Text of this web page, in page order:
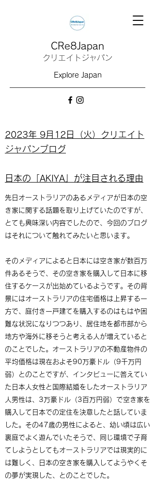
Explore Japan
CRe8Japan
クリエイトジャパン
2023年 9月12日（火）クリエイト
ジャパンブログ
日本の「AKIYA」が注目される理由
先日オーストラリアのあるメディアが日本の空
き家に関する話題を取り上げていたのですが、
とても興味深い内容でしたので、今回のブログ
はそれについて触れてみたいと思います。
そのメディアによると日本には空き家が数百万
件あるそうで、その空き家を購入して日本に移
住するケースが出始めているようです。その背
景にはオーストラリアの住宅価格は上昇する一
方で、庭付き一戸建てを購入するのはもはや困
難な状況になりつつあり、居住地を都市部から
地方や海外に移そうと考える人が増えていると
のことでした。オーストラリアの不動産物件の
平均価格は現在およそ90万豪ドル（9千万円
弱）とのことですが、インタビューに答えてい
た日本人女性と国際結婚をしたオーストラリア
人男性は、3万豪ドル（3百万円弱）で空き家を
購入して日本での定住を決意したと話していま
した。その47歳の男性によると、幼い頃は広い
裏庭でよく遊んでいたそうで、同じ環境で子育
てしようとしてもオーストラリアでは現実的に
は難しく、日本の空き家を購入してようやくそ
の夢が実現した、とのことでした。